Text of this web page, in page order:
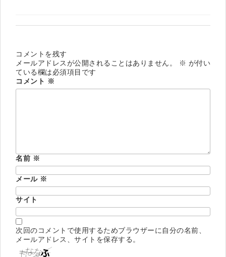
コメントを残す
メールアドレスが公開されることはありません。
※ が付い
ている欄は必須項目です
コメント ※
名前 ※
メール ※
サイト
次回のコメントで使用するためブラウザーに自分の名前、
メールアドレス、サイトを保存する。